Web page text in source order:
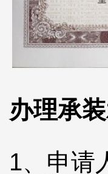
办理承
1、申请